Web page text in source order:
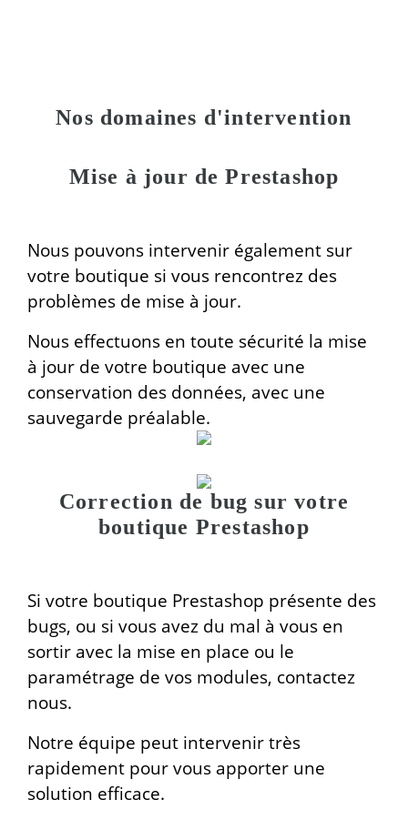
Nos domaines d'intervention
Mise à jour de Prestashop
Nous pouvons intervenir également sur
votre boutique si vous rencontrez des
problèmes de mise à jour.
Nous effectuons en toute sécurité la mise
à jour de votre boutique avec une
conservation des données, avec une
sauvegarde préalable.
Correction de bug sur votre
boutique Prestashop
Si votre boutique Prestashop présente des
bugs, ou si vous avez du mal à vous en
sortir avec la mise en place ou le
paramétrage de vos modules, contactez
nous.
Notre équipe peut intervenir très
rapidement pour vous apporter une
solution efficace.